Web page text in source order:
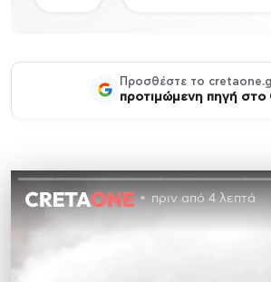
Προσθέστε το
προτιμώμενη πηγή στο
πριν από 4 λεπτά